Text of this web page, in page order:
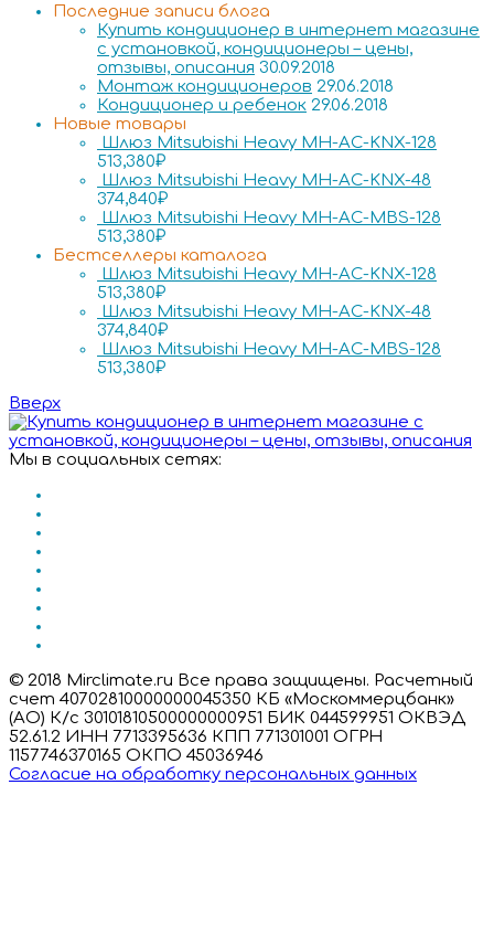
Последние записи блога
Купить кондиционер в интернет магазине
с установкой, кондиционеры – цены,
отзывы, описания 30.09.2018
Монтаж кондиционеров 29.06.2018
Кондиционер и ребенок 29.06.2018
Новые товары
Шлюз Mitsubishi Heavy MH-AC-KNX-128
513,380₽
Шлюз Mitsubishi Heavy MH-AC-KNX-48
374,840₽
Шлюз Mitsubishi Heavy MH-AC-MBS-128
513,380₽
Бестселлеры каталога
Шлюз Mitsubishi Heavy MH-AC-KNX-128
513,380₽
Шлюз Mitsubishi Heavy MH-AC-KNX-48
374,840₽
Шлюз Mitsubishi Heavy MH-AC-MBS-128
513,380₽
Вверх
Мы в социальных сетях:
© 2018 Mirclimate.ru Все права защищены. Расчетный
счет 40702810000000045350 КБ «Москоммерцбанк»
(АО) К/с 30101810500000000951 БИК 044599951 ОКВЭД
52.61.2 ИНН 7713395636 КПП 771301001 ОГРН
1157746370165 ОКПО 45036946
Согласие на обработку персональных данных